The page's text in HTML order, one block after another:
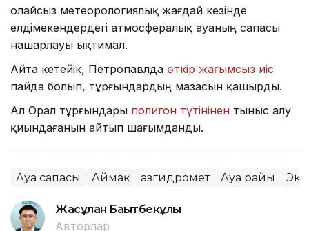
Қолайсыз метеорологиялық жағдай кезінде
елдімекендердегі атмосфералық ауаның сапасы
нашарлауы ықтимал.
Айта кетейік, Петропавлда өткір жағымсыз иіс
пайда болып, тұрғындардың мазасын қашырды.
Ал Орал тұрғындары полигон түтінінен тыныс алу
қиындағанын айтып шағымданды.
Ауа сапасы Аймақ Қазгидромет Ауа райы
Жасұлан Бақытбекұлы
Авторлар